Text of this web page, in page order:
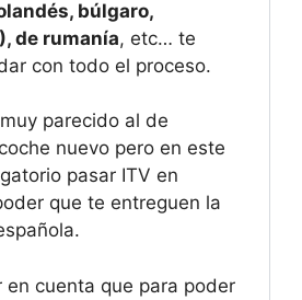
búlgaro,
de rumanía, etc… te
con todo el proceso.
parecido al de
nuevo pero en este
pasar ITV en
que te entreguen la
en cuenta que para poder